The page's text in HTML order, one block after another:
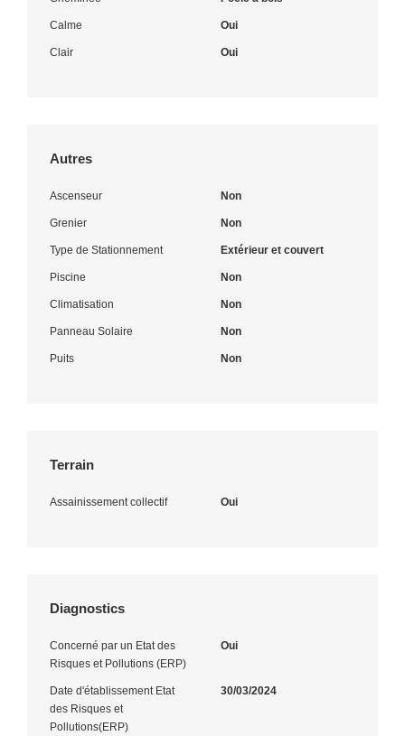
Calme Oui
Clair Oui
Autres
Ascenseur Non
Grenier Non
Type de Stationnement Extérieur et couvert
Piscine Non
Climatisation Non
Panneau Solaire Non
Puits Non
Terrain
Assainissement collectif Oui
Diagnostics
Concerné par un Etat des
Risques et Pollutions (ERP)
Oui
Date d'établissement Etat
des Risques et
Pollutions(ERP)
30/03/2024